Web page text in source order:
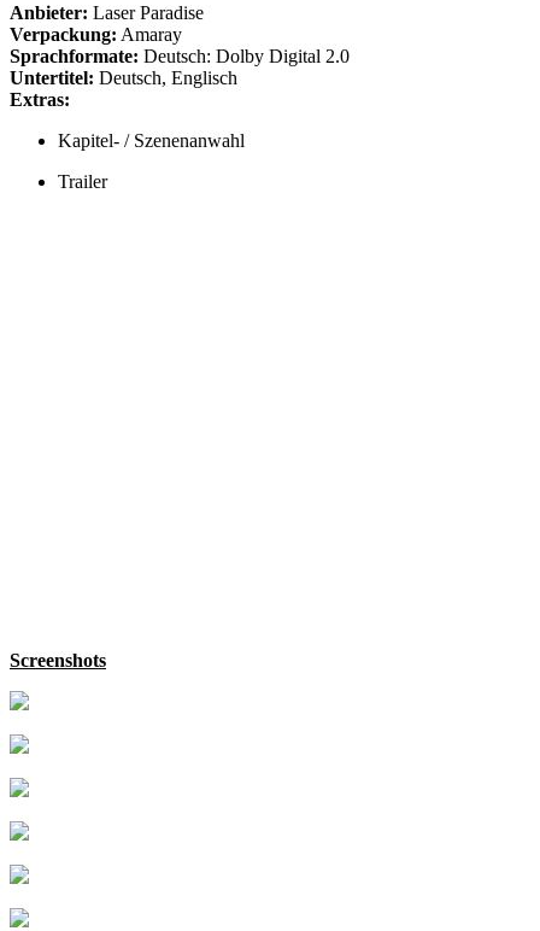
Anbieter: Laser Paradise
Verpackung: Amaray
Sprachformate: Deutsch: Dolby Digital 2.0
Untertitel: Deutsch, Englisch
Extras:
Kapitel- / Szenenanwahl
Trailer
Screenshots